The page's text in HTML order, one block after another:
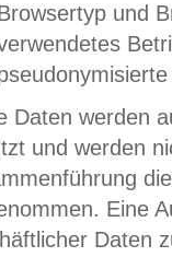
und
Daten werden
und werden
Eine
Daten